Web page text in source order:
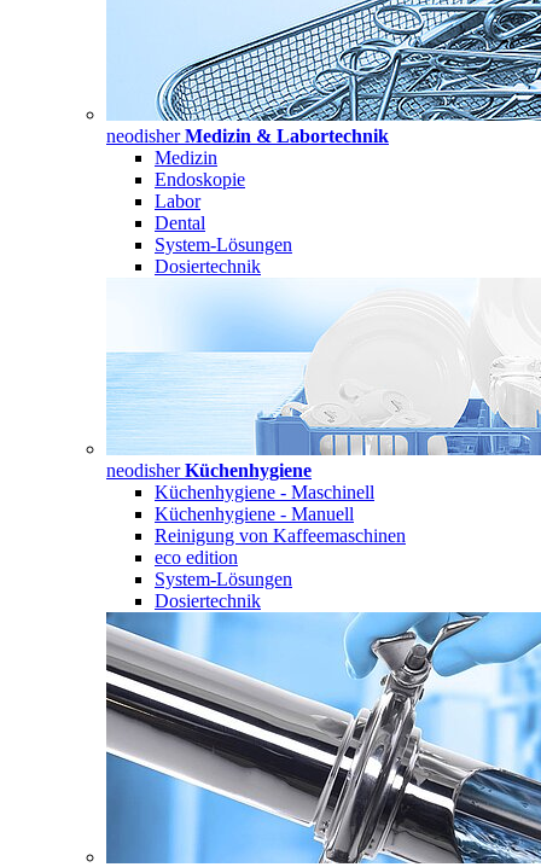
neodisherMedizin & Labortechnik
Medizin
Endoskopie
Labor
Dental
System-Lösungen
Dosiertechnik
neodisherKüchenhygiene
Küchenhygiene - Maschinell
Küchenhygiene - Manuell
Reinigung von Kaffeemaschinen
eco edition
System-Lösungen
Dosiertechnik